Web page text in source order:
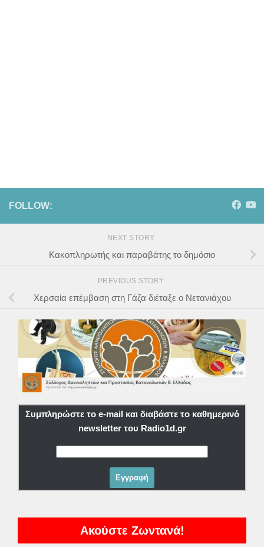
FOLLOW:
NEXT STORY
Κακοπληρωτής και παραβάτης το δημόσιο
PREVIOUS STORY
Χερσαία επέμβαση στη Γάζα διέταξε ο Νετανιάχου
Συμπληρώστε το e-mail και διαβάστε το καθημερινό
newsletter του Radio1d.gr
Ακούστε Ζωντανά!